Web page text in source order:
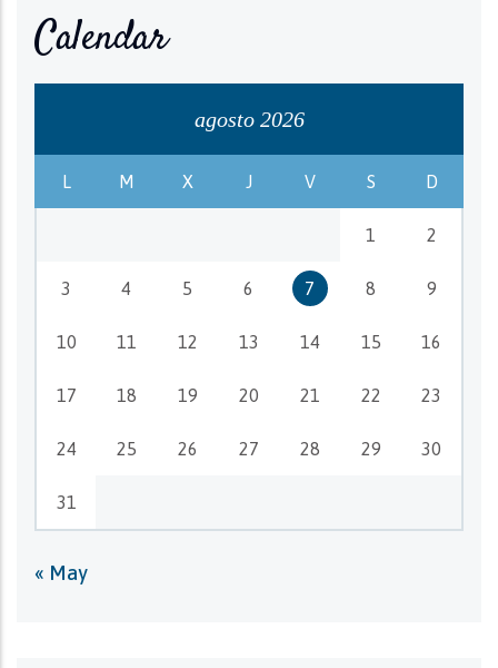
Calendar
agosto 2026
L M X J V S D
1 2
3 4 5 6 7 8 9
10 11 12 13 14 15 16
17 18 19 20 21 22 23
24 25 26 27 28 29 30
31
« May